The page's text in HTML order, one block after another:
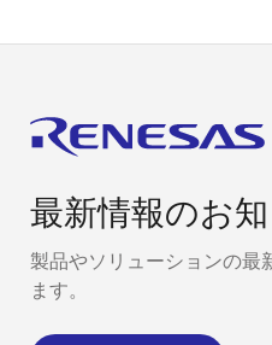
最新情報のお
製品やソリューションの最
ます。